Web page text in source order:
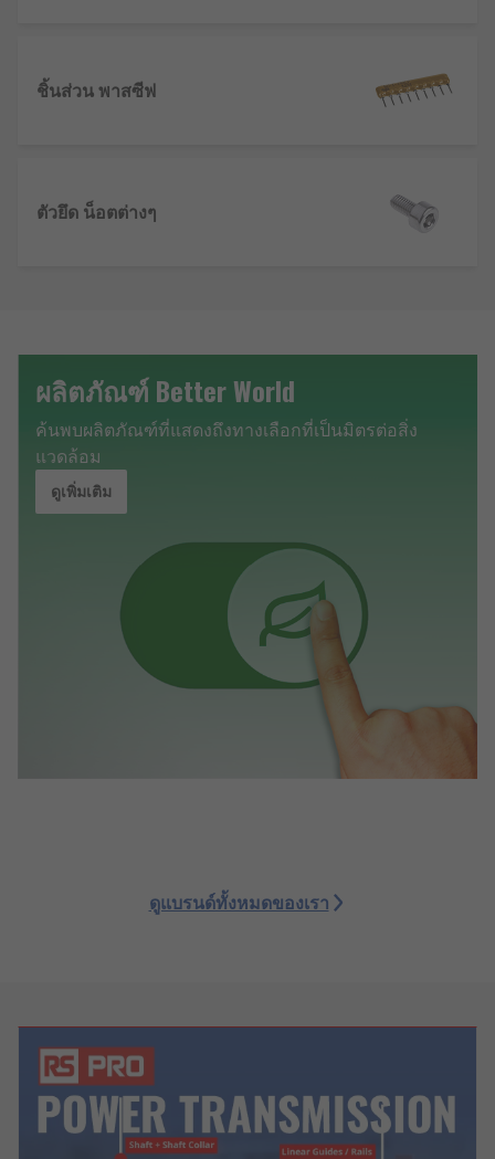
ชิ้นส่วน พาสซีฟ
ตัวยึด น็อตต่างๆ
ผลิตภัณฑ์ Better World
ค้นพบผลิตภัณฑ์ที่แสดงถึงทางเลือกที่เป็นมิตรต่อสิ่ง
แวดล้อม
ดูเพิ่มเติม
ดูแบรนด์ทั้งหมดของเรา